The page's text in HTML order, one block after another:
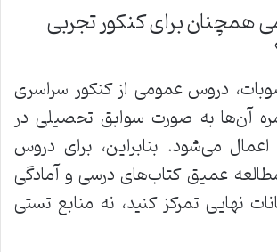
همچنان برای کنکور تجربی
دروس عمومی از کنکور سراسری
آن‌ها به صورت سوابق تحصیلی در
اعمال می‌شود. بنابراین، برای دروس
عمیق کتاب‌های درسی و آمادگی
نهایی تمرکز کنید، نه منابع تستی